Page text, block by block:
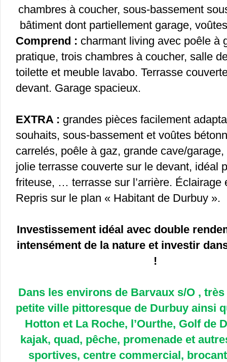
chambres à coucher, sous-bassement
bâtiment dont partiellement garage,
Comprend : charmant living avec poêle à
pratique, trois chambres à coucher, salle
toilette et meuble lavabo. Terrasse
devant. Garage spacieux.
EXTRA : grandes pièces facilement
souhaits, sous-bassement et voûtes
carrelés, poêle à gaz, grande cave/
jolie terrasse couverte sur le devant, idéal
friteuse, … terrasse sur l’arrière. Éclairage
Repris sur le plan « Habitant de Durbuy ».
Investissement idéal avec double
intensément de la nature et investir
!
Dans les environs de Barvaux s/O ,
petite ville pittoresque de Durbuy ainsi
Hotton et La Roche, l’Ourthe, Golf de
kajak, quad, pêche, promenade et
sportives, centre commercial,